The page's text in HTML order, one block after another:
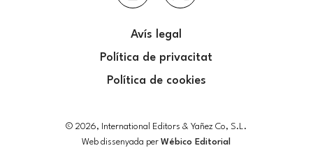
Avís legal
Política de privacitat
Política de cookies
© 2026, International Editors & Yañez Co, S.L.
Web dissenyada perWébico Editorial